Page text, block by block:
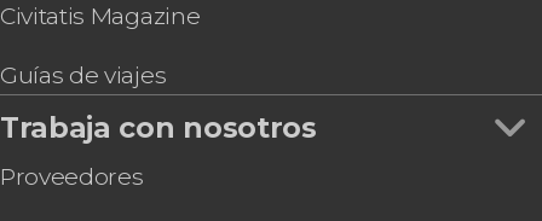
Civitatis Magazine
Guías de viajes
Trabaja con nosotros
Proveedores